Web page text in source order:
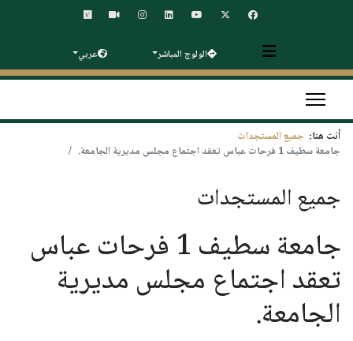
الولوج المباشر عربي
أنت هنا: جميع المستجدات
جامعة سطيف 1 فرحات عباس تعقد اجتماع مجلس مديرية الجامعة.
جميع المستجدات
جامعة سطيف 1 فرحات عباس
تعقد اجتماع مجلس مديرية
الجامعة.